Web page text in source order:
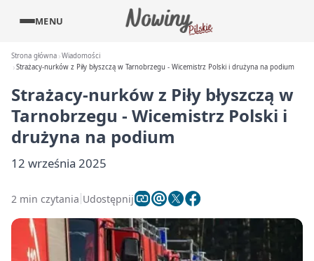
MENU
Strona główna Wiadomości
Strażacy-nurków z Piły błyszczą w Tarnobrzegu - Wicemistrz Polski i drużyna na podium
Strażacy-nurków z Piły błyszczą w
Tarnobrzegu - Wicemistrz Polski i
drużyna na podium
12 września 2025
2 min czytania Udostępnij